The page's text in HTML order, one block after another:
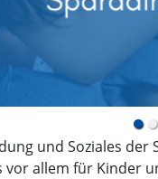
und Soziales
allem für Kinder